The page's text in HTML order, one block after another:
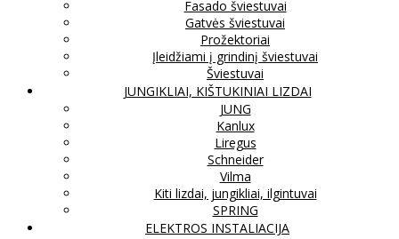
Fasado šviestuvai
Gatvės šviestuvai
Prožektoriai
Įleidžiami į grindinį šviestuvai
Šviestuvai
JUNGIKLIAI, KIŠTUKINIAI LIZDAI
JUNG
Kanlux
Liregus
Schneider
Vilma
Kiti lizdai, jungikliai, ilgintuvai
SPRING
ELEKTROS INSTALIACIJA